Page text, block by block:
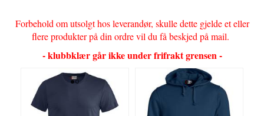
Forbehold om utsolgt hos leverandør, skulle dette gjelde et eller
flere produkter på din ordre vil du få beskjed på mail.
- klubbklær går ikke under frifrakt grensen -